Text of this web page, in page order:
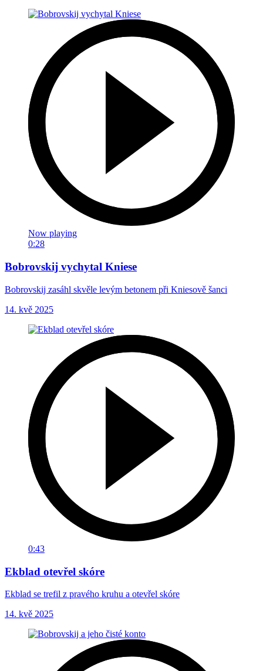
Now playing
0:28
Bobrovskij vychytal Kniese
Bobrovskij zasáhl skvěle levým betonem při Kniesově šanci
14. kvě 2025
0:43
Ekblad otevřel skóre
Ekblad se trefil z pravého kruhu a otevřel skóre
14. kvě 2025